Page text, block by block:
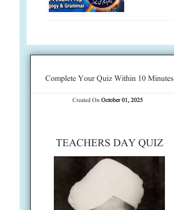
Complete Your Quiz Within 10 Minutes
Created OnOctober 01, 2025
TEACHERS DAY QUIZ